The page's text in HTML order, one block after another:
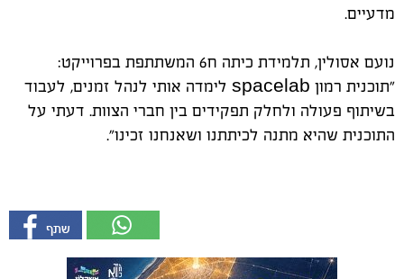
מדעיים.
נועם אסולין, תלמידת כיתה ח6 המשתתפת בפרוייקט:
"תוכנית רמון spacelab לימדה אותי לנהל זמנים, לעבוד
בשיתוף פעולה ולחלק תפקידים בין חברי הצוות. דעתי על
התוכנית שהיא מתנה לכיתתנו ושאנחנו זכינו".